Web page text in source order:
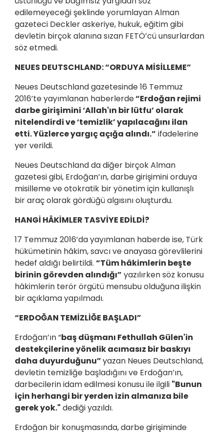
edilemeyeceği şeklinde yorumlayan Alman
gazeteci Deckler askeriye, hukuk, eğitim gibi
devletin birçok alanına sızan FETÖ’cü unsurlardan
söz etmedi.
NEUES DEUTSCHLAND: “ORDUYA MİSİLLEME”
Neues Deutschland gazetesinde 16 Temmuz
2016’te yayımlanan haberlerde“Erdoğan rejimi
darbe girişimini ‘Allah'ın bir lütfu’ olarak
nitelendirdi ve ‘temizlik’ yapılacağını ilan
etti. Yüzlerce yargıç açığa alındı.” ifadelerine
yer verildi.
Neues Deutschland da diğer birçok Alman
gazetesi gibi, Erdoğan’ın, darbe girişimini orduya
misilleme ve otokratik bir yönetim için kullanışlı
bir araç olarak gördüğü algısını oluşturdu.
HANGİ HÂKİMLER TASVİYE EDİLDİ?
17 Temmuz 2016’da yayımlanan haberde ise, Türk
hükümetinin hâkim, savcı ve anayasa görevlilerini
hedef aldığı belirtildi. “Tüm hâkimlerin beşte
birinin görevden alındığı” yazılırken söz konusu
hâkimlerin terör örgütü mensubu olduğuna ilişkin
bir açıklama yapılmadı.
“ERDOĞAN TEMİZLİĞE BAŞLADI”
Erdoğan’ın “baş düşmanı Fethullah Gülen'in
destekçilerine yönelik acımasız bir baskıyı
daha duyurduğunu”yazan Neues Deutschland,
devletin temizliğe başladığını ve Erdoğan’ın,
darbecilerin idam edilmesi konusu ile ilgili "Bunun
için herhangi bir yerden izin almanıza bile
gerek yok." dediği yazıldı.
Erdoğan bir konuşmasında, darbe girişiminde